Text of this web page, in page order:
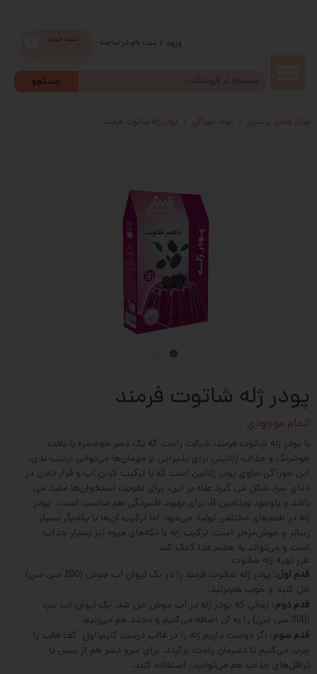
جستجو
سبد خرید ورود / ثبت نام در سایت
سفارشات
خروج از
حساب
کاربری
لوازم قنادی پرستیژ مواد خوراکی پودر ژله شاتوت فرمند
پودر ژله شاتوت فرمند
اتمام موجودی
با پودر ژله شاتوت فرمند، خیالت راحت که یک دسر خوشمزه با بافت
خوشرنگ و جذاب ژلاتینی برای پذیرایی از مهمان‌ها می‌توانی ترتیب بدی.
این خوراکی حاوی پودر ژلاتین است که با ترکیب کردن آب و قرار دادن در
دمای سرد شکل می گیرد علاه‌ بر این، برای تقویت استخوان‌ها مفید می
باشد و باوجود ویتامین B، برای بهبود افسردگی هم مناسب است. پودر
ژله در طعم‌های مختلفی تولید می‌شود اما ترکیب آن‌ها با یکدیگر بسیار
زیبا‌تر و خوش‌مزه‌تر است. ترکیب ژله با تکه‌های میوه نیز بسیار جذاب
است و می‌تواند به هضم غذا کمک کند.
طرز تهیه ژله شاتوت :
قدم اول:
پودر ژله شاتوت فرمند را در یک لیوان آب جوش (200 سی سی)
حل کنید و خوب هم‌بزنید.
قدم دوم: زمانی که پودر ژله در آب جوش حل شد، یک لیوان آب سرد
(200 سی سی) را به آن اضافه می‌کنیم و مجدد هم می‌زنیم.
قدم سوم: اگر دوست داریم ژله را در قالب درست کنیم؛اول کف قالب را
چرب می‌کنیم تا دسرمان راحت برگردد. برای سرو دسر هم از سس یا
ترافل‌های جذاب هم می‌توانید، استفاده کنید.